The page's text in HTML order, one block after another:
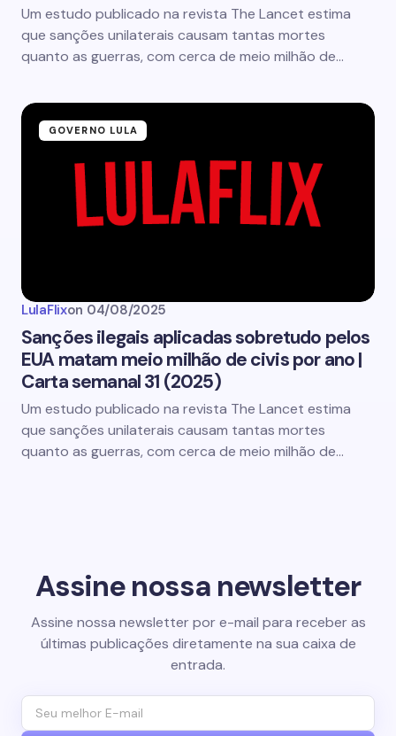
Um estudo publicado na revista The Lancet estima
que sanções unilaterais causam tantas mortes
quanto as guerras, com cerca de meio milhão de…
GOVERNO LULA
LulaFlixon 04/08/2025
Sanções ilegais aplicadas sobretudo pelos
EUA matam meio milhão de civis por ano |
Carta semanal 31 (2025)
Um estudo publicado na revista The Lancet estima
que sanções unilaterais causam tantas mortes
quanto as guerras, com cerca de meio milhão de…
Assine nossa newsletter
Assine nossa newsletter por e-mail para receber as
últimas publicações diretamente na sua caixa de
entrada.